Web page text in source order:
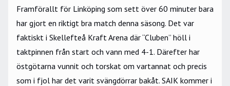
Framförallt för Linköping som sett över 60 minuter bara
har gjort en riktigt bra match denna säsong. Det var
faktiskt i Skellefteå Kraft Arena där “Cluben” höll i
taktpinnen från start och vann med 4-1. Därefter har
östgötarna vunnit och torskat om vartannat och precis
som i fjol har det varit svängdörrar bakåt. SAIK kommer i